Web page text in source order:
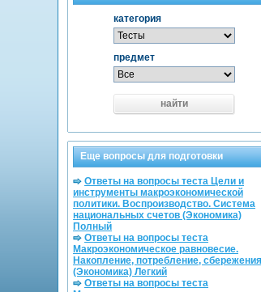
категория
предмет
найти
Еще вопросы для подготовки
Ответы на вопросы теста Цели и
инструменты макроэкономической
политики. Воспроизводство. Система
национальных счетов (Экономика)
Полный
Ответы на вопросы теста
Макроэкономическое равновесие.
Накопление, потребление, сбережения
(Экономика) Легкий
Ответы на вопросы теста